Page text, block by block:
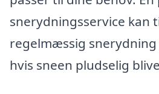
snerydningsservice kan
regelmæssig
hvis sneen pludselig